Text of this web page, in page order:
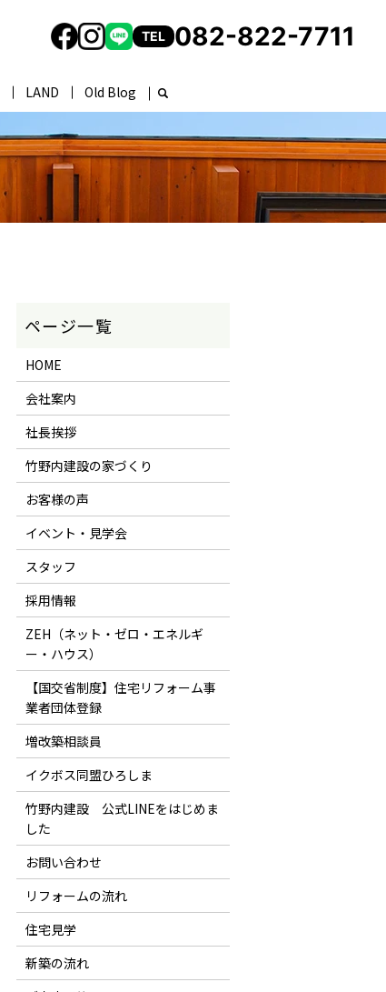
LAND Old Blog
TEL 082-822-7711
HOME
会社案内
社長挨拶
竹野内建設の家づくり
お客様の声
イベント・見学会
スタッフ
採用情報
ZEH（ネット・ゼロ・エネルギ
ー・ハウス）
【国交省制度】住宅リフォーム事
業者団体登録
増改築相談員
イクボス同盟ひろしま
竹野内建設 公式LINEをはじめま
した
お問い合わせ
リフォームの流れ
住宅見学
新築の流れ